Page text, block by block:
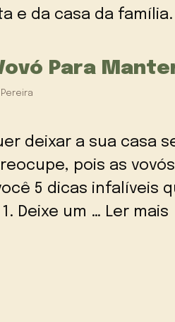
e da casa da
Para
deixar a sua casa
pois as
5 dicas infalíveis
Deixe um … Ler mais